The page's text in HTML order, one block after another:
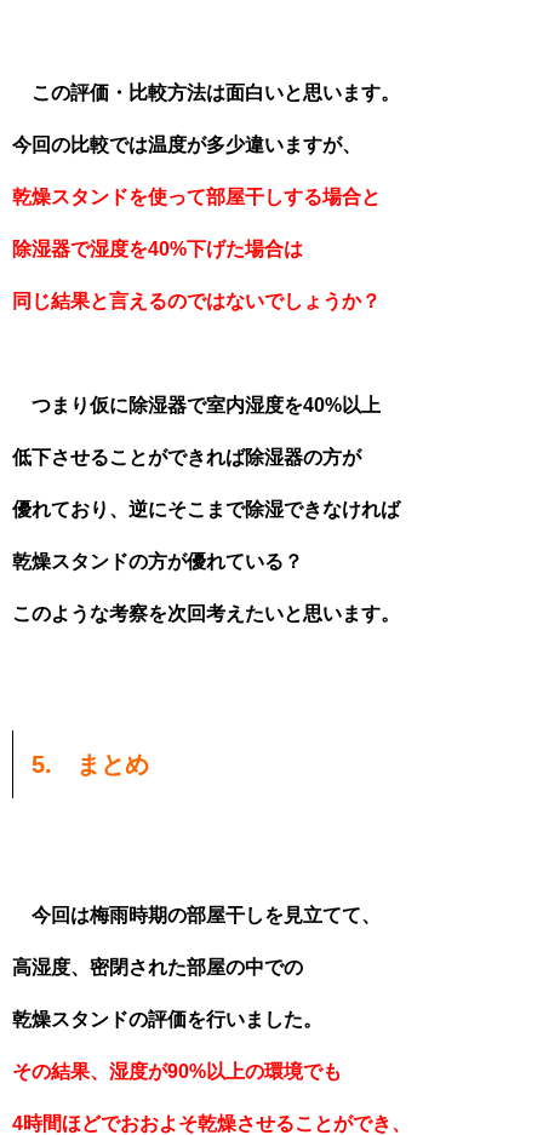
この評価・比較方法は面白いと思います。
今回の比較では温度が多少違いますが、
乾燥スタンドを使って部屋干しする場合と
除湿器で湿度を40%下げた場合は
同じ結果と言えるのではないでしょうか？
つまり仮に除湿器で室内湿度を40%以上
低下させることができれば除湿器の方が
優れており、逆にそこまで除湿できなければ
乾燥スタンドの方が優れている？
このような考察を次回考えたいと思います。
5. まとめ
今回は梅雨時期の部屋干しを見立てて、
高湿度、密閉された部屋の中での
乾燥スタンドの評価を行いました。
その結果、湿度が90%以上の環境でも
4時間ほどでおおよそ乾燥させることができ、